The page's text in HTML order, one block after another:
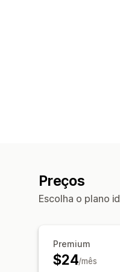
Preços
Escolha o plano
Premium
$24/mês